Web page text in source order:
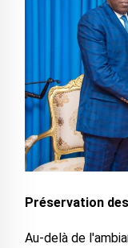
Préservation
Au-delà de